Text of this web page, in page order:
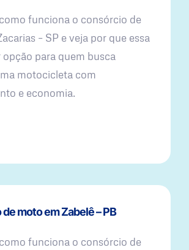
funciona o consórcio de
– SP e veja por que essa
opção para quem busca
motocicleta com
e economia.
moto em Zabelê – PB
funciona o consórcio de